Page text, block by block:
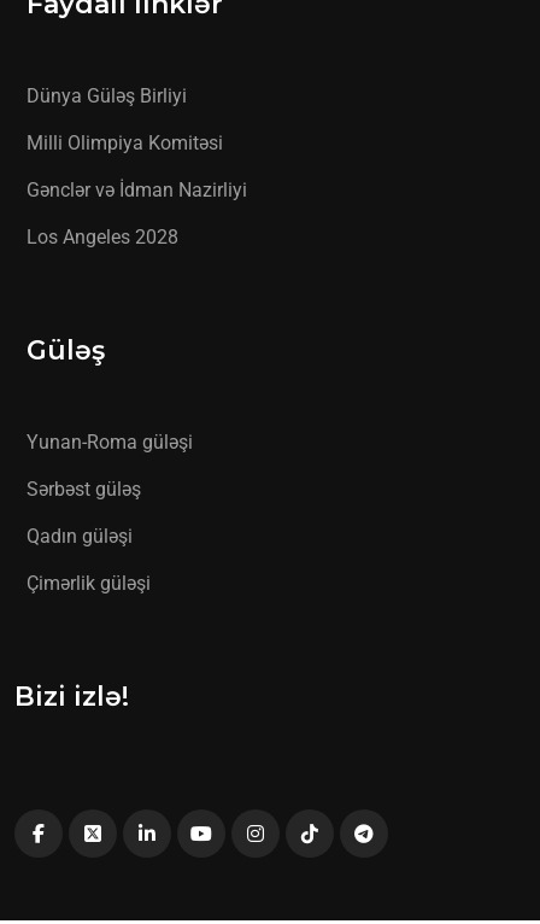
Dünya Güləş Birliyi
Milli Olimpiya Komitəsi
Gənclər və İdman Nazirliyi
Los Angeles 2028
Güləş
Yunan-Roma güləşi
Sərbəst güləş
Qadın güləşi
Çimərlik güləşi
Bizi izlə!